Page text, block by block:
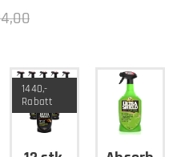
1440,-
Rabatt